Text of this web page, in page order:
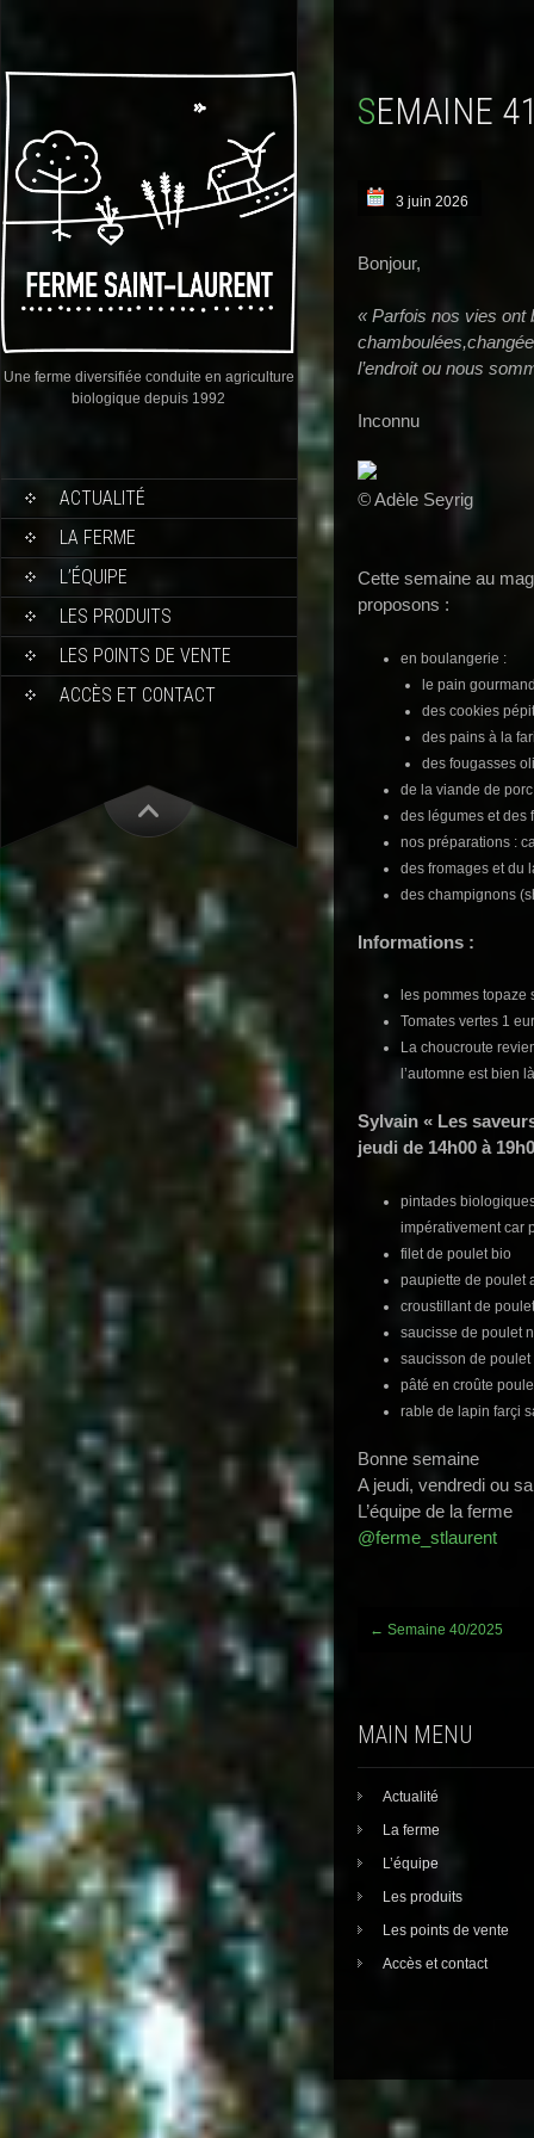
Une ferme diversifiée conduite en agriculture
biologique depuis 1992
ACTUALITÉ
LA FERME
L’ÉQUIPE
LES PRODUITS
LES POINTS DE VENTE
ACCÈS ET CONTACT
SEMAINE
3 juin 2026
Bonjour,
« Parfois nos vies ont
l’endroit ou nous
Inconnu
©Adèle Seyrig
Cette semaine au
proposons :
en boulangerie :
le pain
des cookies
des pains à la
des fougasses
de la viande de
des légumes et des
nos préparations :
des fromages et du
des champignons
Informations :
les pommes
Tomates vertes 1
La choucroute
l’automne est bien
Sylvain « Les
jeudi de 14h00 à
pintades
impérativement car
filet de poulet bio
paupiette de poulet
croustillant de
saucisse de poulet
saucisson de poulet
pâté en croûte
rable de lapin farçi
Bonne semaine
A jeudi, vendredi ou
L’équipe de la ferme
@ferme_stlaurent
Post
← Semaine 40/2025
MAIN MENU
Actualité
La ferme
L’équipe
Les produits
Les points de vente
Accès et contact